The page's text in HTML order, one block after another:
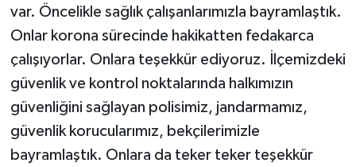
var. Öncelikle sağlık çalışanlarımızla bayramlaştık.
Onlar korona sürecinde hakikatten fedakarca
çalışıyorlar. Onlara teşekkür ediyoruz. İlçemizdeki
güvenlik ve kontrol noktalarında halkımızın
güvenliğini sağlayan polisimiz, jandarmamız,
güvenlik korucularımız, bekçilerimizle
bayramlaştık. Onlara da teker teker teşekkür